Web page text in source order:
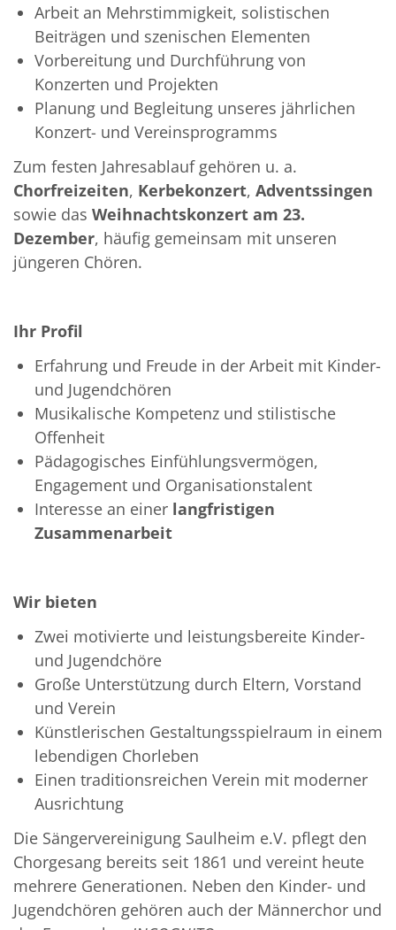
Arbeit an Mehrstimmigkeit, solistischen
Beiträgen und szenischen Elementen
Vorbereitung und Durchführung von
Konzerten und Projekten
Planung und Begleitung unseres jährlichen
Konzert- und Vereinsprogramms
Zum festen Jahresablauf gehören u. a.
Chorfreizeiten, Kerbekonzert, Adventssingen
sowie das Weihnachtskonzert am 23.
Dezember, häufig gemeinsam mit unseren
jüngeren Chören.
Ihr Profil
Erfahrung und Freude in der Arbeit mit Kinder-
und Jugendchören
Musikalische Kompetenz und stilistische
Offenheit
Pädagogisches Einfühlungsvermögen,
Engagement und Organisationstalent
Interesse an einer langfristigen
Zusammenarbeit
Wir bieten
Zwei motivierte und leistungsbereite Kinder-
und Jugendchöre
Große Unterstützung durch Eltern, Vorstand
und Verein
Künstlerischen Gestaltungsspielraum in einem
lebendigen Chorleben
Einen traditionsreichen Verein mit moderner
Ausrichtung
Die Sängervereinigung Saulheim e.V. pflegt den
Chorgesang bereits seit 1861 und vereint heute
mehrere Generationen. Neben den Kinder- und
Jugendchören gehören auch der Männerchor und